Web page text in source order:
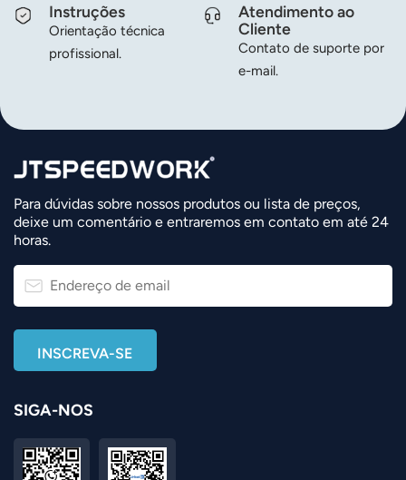
Instruções
Orientação técnica
profissional.
Atendimento ao
Cliente
Contato de suporte por
e-mail.
Para dúvidas sobre nossos produtos ou lista de preços,
deixe um comentário e entraremos em contato em até 24
horas.
SIGA-NOS